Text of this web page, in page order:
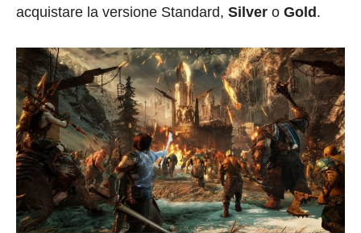
acquistare la versione Standard, Silver o Gold.